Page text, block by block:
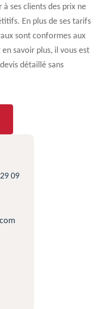
ses clients des prix ne
En plus de ses tarifs
sont conformes aux
en savoir plus, il vous est
détaillé sans
09